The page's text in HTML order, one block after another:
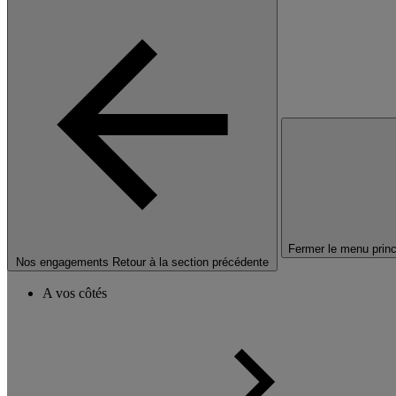
Nos engagements Retour à la section précédente
Fermer le menu
A vos côtés